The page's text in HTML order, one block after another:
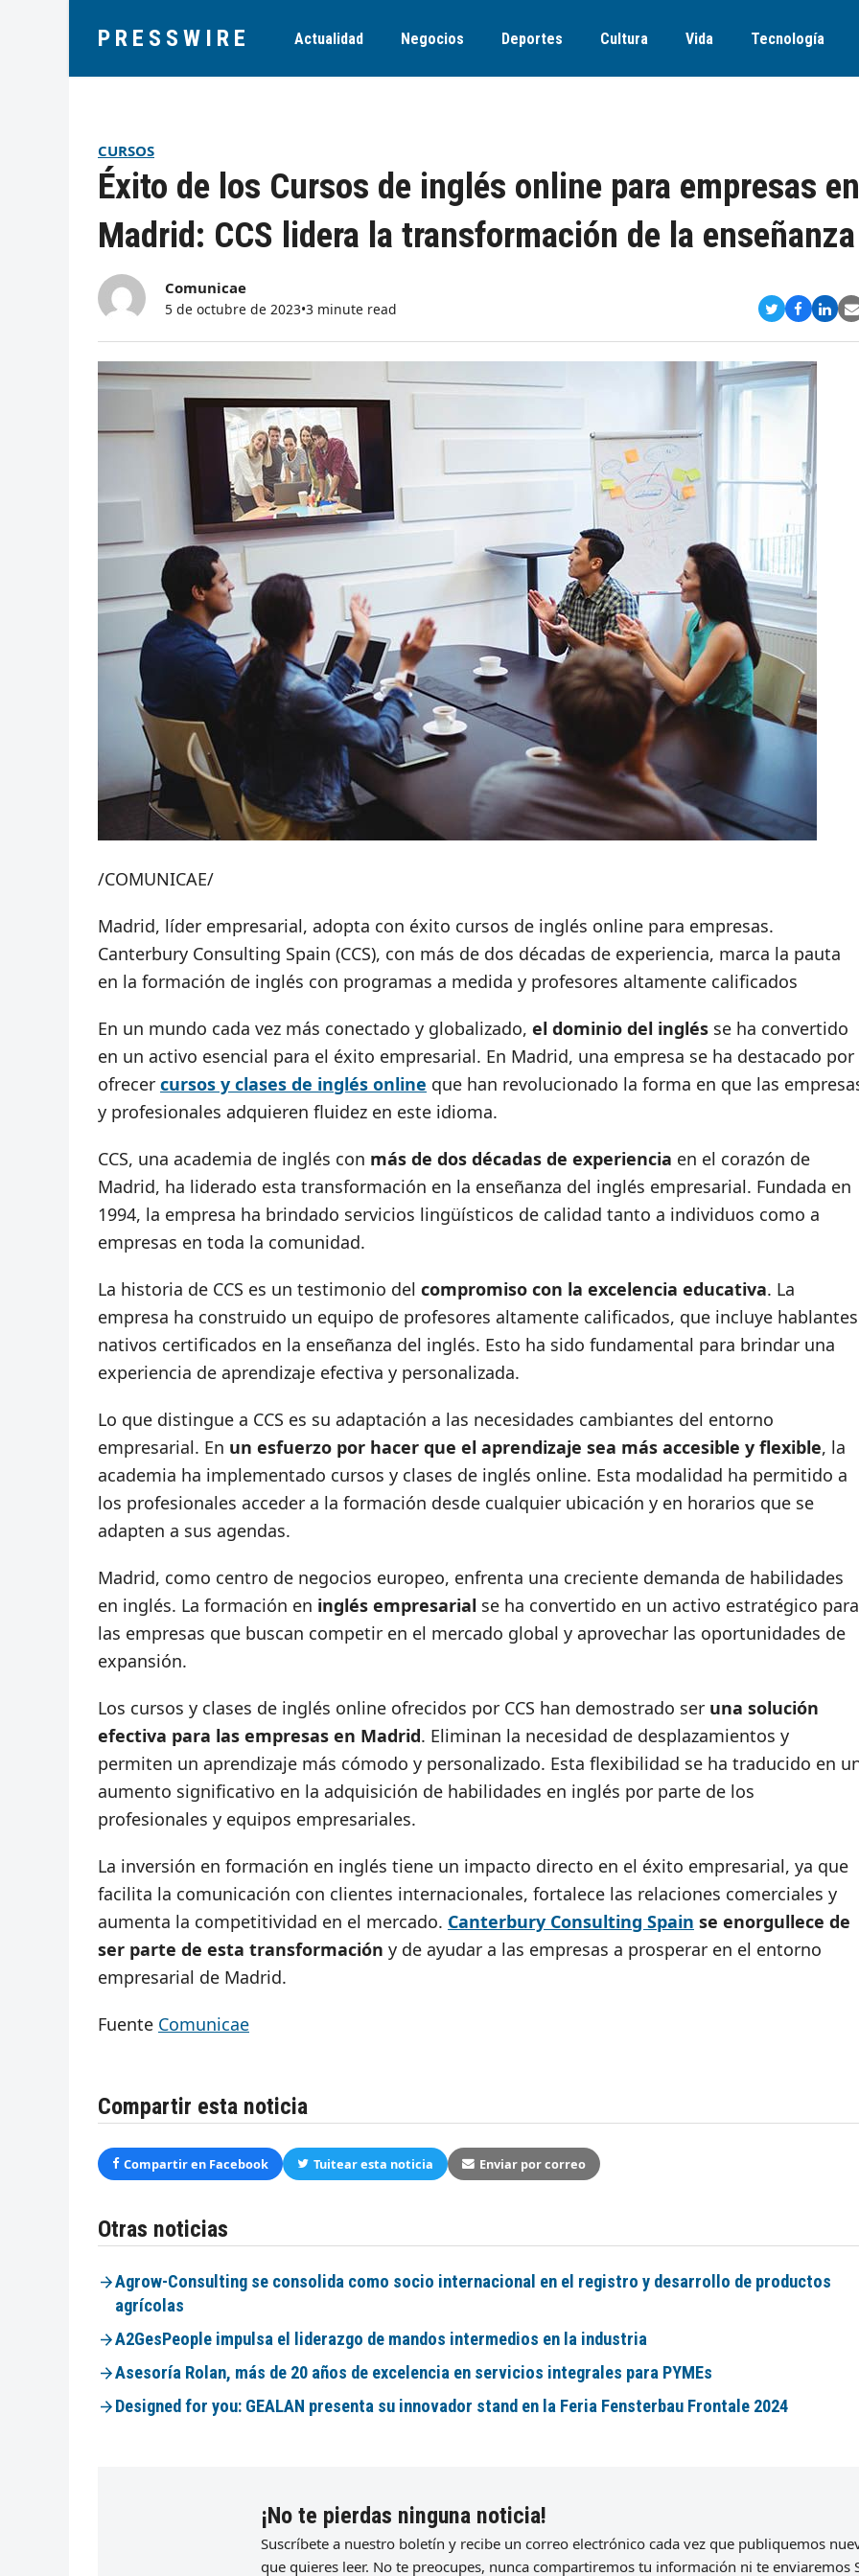
PRESSWIRE Actualidad Negocios Deportes Cultura Vida Tecnología
CURSOS
Éxito de los Cursos de inglés online para empresas en
Madrid: CCS lidera la transformación de la enseñanza
Comunicae
5 de octubre de 2023•3 minute read Compartir
Twitter
/COMUNICAE/
Madrid, líder empresarial, adopta con éxito cursos de inglés online para empresas.
Canterbury Consulting Spain (CCS), con más de dos décadas de experiencia, marca la pauta
en la formación de inglés con programas a medida y profesores altamente calificados
En un mundo cada vez más conectado y globalizado, el dominio del inglés se ha convertido
en un activo esencial para el éxito empresarial. En Madrid, una empresa se ha destacado por
ofrecer cursos y clases de inglés online que han revolucionado la forma en que las
y profesionales adquieren fluidez en este idioma.
CCS, una academia de inglés con más de dos décadas de experiencia en el corazón de
Madrid, ha liderado esta transformación en la enseñanza del inglés empresarial. Fundada en
1994, la empresa ha brindado servicios lingüísticos de calidad tanto a individuos como a
empresas en toda la comunidad.
La historia de CCS es un testimonio del compromiso con la excelencia educativa. La
empresa ha construido un equipo de profesores altamente calificados, que incluye hablantes
nativos certificados en la enseñanza del inglés. Esto ha sido fundamental para brindar una
experiencia de aprendizaje efectiva y personalizada.
Lo que distingue a CCS es su adaptación a las necesidades cambiantes del entorno
empresarial. En un esfuerzo por hacer que el aprendizaje sea más accesible y flexible, la
academia ha implementado cursos y clases de inglés online. Esta modalidad ha permitido a
los profesionales acceder a la formación desde cualquier ubicación y en horarios que se
adapten a sus agendas.
Madrid, como centro de negocios europeo, enfrenta una creciente demanda de habilidades
en inglés. La formación en inglés empresarial se ha convertido en un activo estratégico para
las empresas que buscan competir en el mercado global y aprovechar las oportunidades de
expansión.
Los cursos y clases de inglés online ofrecidos por CCS han demostrado ser una solución
efectiva para las empresas en Madrid. Eliminan la necesidad de desplazamientos y
permiten un aprendizaje más cómodo y personalizado. Esta flexibilidad se ha traducido en
aumento significativo en la adquisición de habilidades en inglés por parte de los
profesionales y equipos empresariales.
La inversión en formación en inglés tiene un impacto directo en el éxito empresarial, ya que
facilita la comunicación con clientes internacionales, fortalece las relaciones comerciales y
aumenta la competitividad en el mercado. Canterbury Consulting Spain se enorgullece de
ser parte de esta transformación y de ayudar a las empresas a prosperar en el entorno
empresarial de Madrid.
Fuente Comunicae
Compartir esta noticia
Compartir en Facebook Tuitear esta noticia Enviar por correo
Otras noticias
Agrow-Consulting se consolida como socio internacional en el registro y desarrollo de productos
agrícolas
A2GesPeople impulsa el liderazgo de mandos intermedios en la industria
Asesoría Rolan, más de 20 años de excelencia en servicios integrales para PYMEs
Designed for you: GEALAN presenta su innovador stand en la Feria Fensterbau Frontale 2024
¡No te pierdas ninguna noticia!
Suscríbete a nuestro boletín y recibe un correo electrónico cada vez que publiquemos
que quieres leer. No te preocupes, nunca compartiremos tu información ni te enviaremos